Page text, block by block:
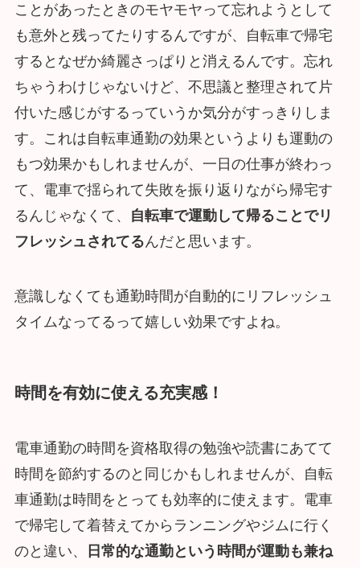
ことがあったときのモヤモヤって忘れようとして
も意外と残ってたりするんですが、自転車で帰宅
するとなぜか綺麗さっぱりと消えるんです。忘れ
ちゃうわけじゃないけど、不思議と整理されて片
付いた感じがするっていうか気分がすっきりしま
す。これは自転車通勤の効果というよりも運動の
もつ効果かもしれませんが、一日の仕事が終わっ
て、電車で揺られて失敗を振り返りながら帰宅す
るんじゃなくて、
自転車で運動して帰ることでリ
フレッシュされてるんだと思います。
意識しなくても通勤時間が自動的にリフレッシュ
タイムなってるって嬉しい効果ですよね。
時間を有効に使える充実感！
電車通勤の時間を資格取得の勉強や読書にあてて
時間を節約するのと同じかもしれませんが、自転
車通勤は時間をとっても効率的に使えます。電車
で帰宅して着替えてからランニングやジムに行く
のと違い、
日常的な通勤という時間が運動も兼ね